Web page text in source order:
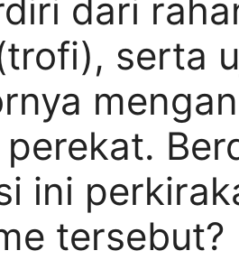
dari
serta
ini
tersebut?